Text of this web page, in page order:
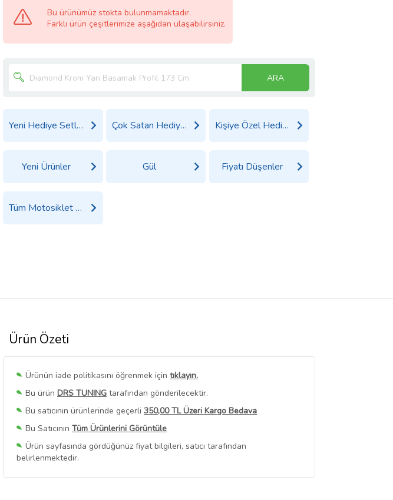
Bu ürünümüz stokta bulunmamaktadır.
Farklı ürün çeşitlerimize aşağıdan ulaşabilirsiniz.
ARA
Yeni Hediye Setleri Çok Satan Hediyeler Kişiye Özel Hediyeler
Yeni Ürünler Gül Fiyatı Düşenler
Tüm Motosiklet Ürünleri
Ürün Özeti
Ürünün iade politikasını öğrenmek için tıklayın.
Bu ürün DRS TUNING tarafından gönderilecektir.
Bu satıcının ürünlerinde geçerli 350,00 TL Üzeri Kargo Bedava
Bu Satıcının Tüm Ürünlerini Görüntüle
Ürün sayfasında gördüğünüz fiyat bilgileri, satıcı tarafından
belirlenmektedir.